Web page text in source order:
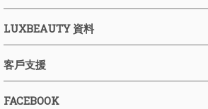
LUXBEAUTY 資料
客戶支援
FACEBOOK